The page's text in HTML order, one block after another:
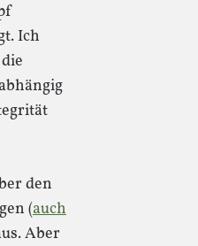
Ich
den
(auch
Aber